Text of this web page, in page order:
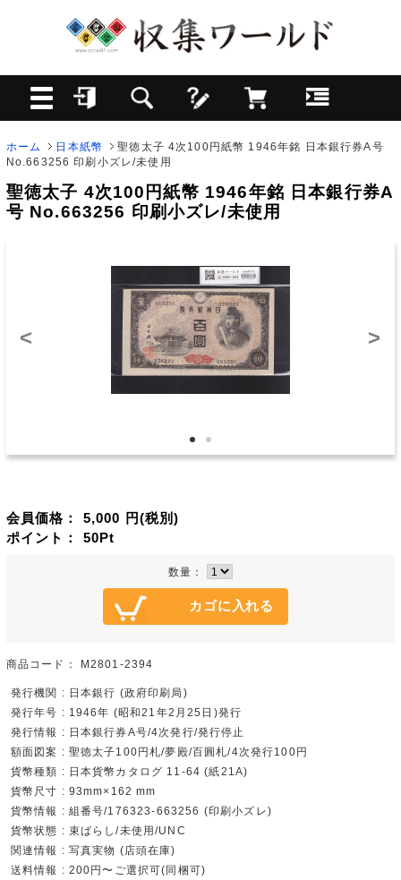
ホーム 日本紙幣
聖徳太子 4次100円紙幣 1946年銘 日本銀行券A号
No.663256 印刷小ズレ/未使用
聖徳太子 4次100円紙幣 1946年銘 日本銀行券A
号 No.663256 印刷小ズレ/未使用
< >
会員価格： 5,000 円(税別)
ポイント： 50Pt
数量：
商品コード： M2801-2394
発行機関 : 日本銀行 (政府印刷局)
発行年号 : 1946年 (昭和21年2月25日)発行
発行情報 : 日本銀行券A号/4次発行/発行停止
額面図案 : 聖徳太子100円札/夢殿/百圓札/4次発行100円
貨幣種類 : 日本貨幣カタログ 11-64 (紙21A)
貨幣尺寸 : 93mm×162 mm
貨幣情報 : 組番号/176323-663256 (印刷小ズレ)
貨幣状態 : 束ばらし/未使用/UNC
関連情報 : 写真実物 (店頭在庫)
送料情報 : 200円〜ご選択可(同梱可)